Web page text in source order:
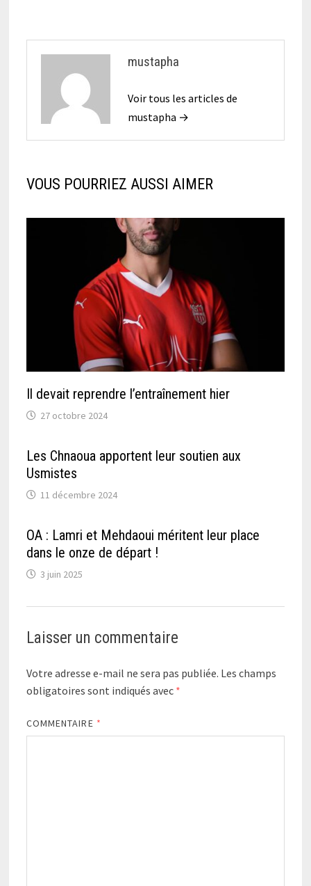
mustapha
Voir tous les articles de
mustapha →
VOUS POURRIEZ AUSSI AIMER
Il devait reprendre l’entraînement hier
27 octobre 2024
Les Chnaoua apportent leur soutien aux
Usmistes
11 décembre 2024
OA : Lamri et Mehdaoui méritent leur place
dans le onze de départ !
3 juin 2025
Laisser un commentaire
Votre adresse e-mail ne sera pas publiée. Les champs
obligatoires sont indiqués avec *
COMMENTAIRE *